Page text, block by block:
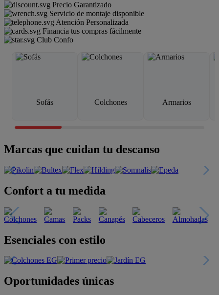
Precio Garantizado
Servicio de montaje disponible
Atención Personalizada
Financia tus compras fácilmente
Club Confo
Sofás Colchones Armarios
Marcas que cuidan tu descanso
Confort a tu medida
Esenciales con estilo
Oportunidades únicas